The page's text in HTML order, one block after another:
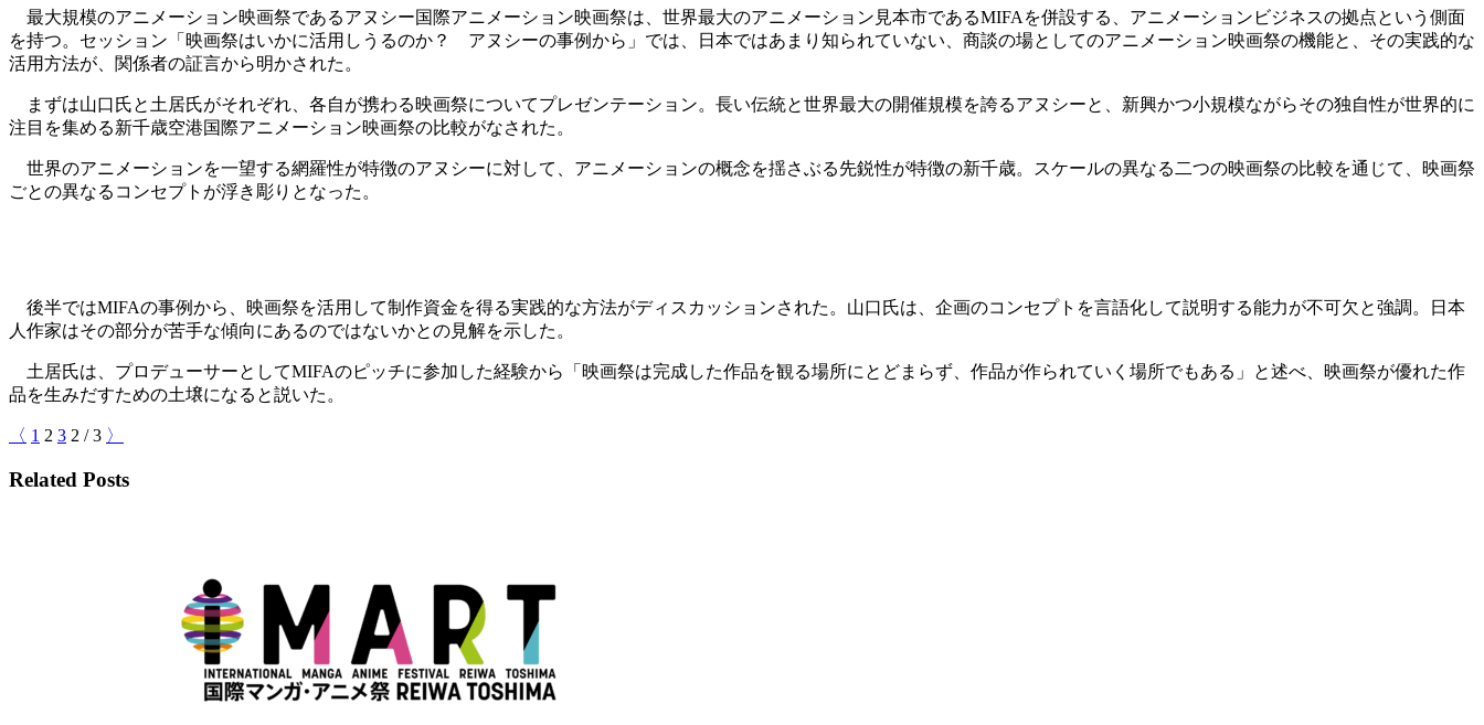
最大規模のアニメーション映画祭であるアヌシー国際アニメーション映画祭は、世界最大のアニメーション見本市であるMIFAを併設する、アニメーションビジネスの拠点という側面
を持つ。セッション「映画祭はいかに活用しうるのか？ アヌシーの事例から」では、日本ではあまり知られていない、商談の場としてのアニメーション映画祭の機能と、その実践的な
活用方法が、関係者の証言から明かされた。
まずは山口氏と土居氏がそれぞれ、各自が携わる映画祭についてプレゼンテーション。長い伝統と世界最大の開催規模を誇るアヌシーと、新興かつ小規模ながらその独自性が世界的に
注目を集める新千歳空港国際アニメーション映画祭の比較がなされた。
世界のアニメーションを一望する網羅性が特徴のアヌシーに対して、アニメーションの概念を揺さぶる先鋭性が特徴の新千歳。スケールの異なる二つの映画祭の比較を通じて、映画祭
ごとの異なるコンセプトが浮き彫りとなった。
後半ではMIFAの事例から、映画祭を活用して制作資金を得る実践的な方法がディスカッションされた。山口氏は、企画のコンセプトを言語化して説明する能力が不可欠と強調。日本
人作家はその部分が苦手な傾向にあるのではないかとの見解を示した。
土居氏は、プロデューサーとしてMIFAのピッチに参加した経験から「映画祭は完成した作品を観る場所にとどまらず、作品が作られていく場所でもある」と述べ、映画祭が優れた作
品を生みだすための土壌になると説いた。
〈 1 2 3 2 /3 〉
Related Posts